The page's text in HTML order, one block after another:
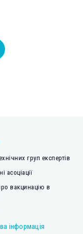
груп експертів
асоціації
вакцинацію в
інформація